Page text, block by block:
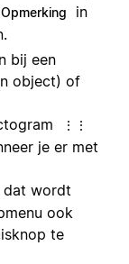
Opmerking
in
bij een
object) of
⋮⋮
je er met
dat wordt
ook
te